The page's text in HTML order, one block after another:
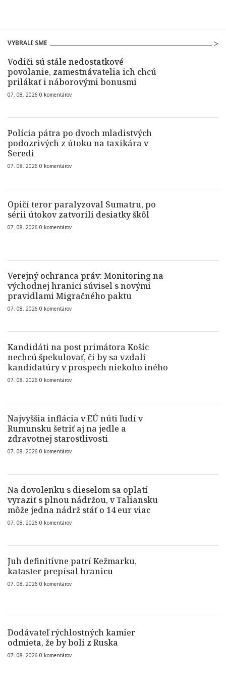
VYBRALI SME
Vodiči sú stále nedostatkové
povolanie, zamestnávatelia ich chcú
prilákať i náborovými bonusmi
07. 08. 2026 0 komentárov
Polícia pátra po dvoch mladistvých
podozrivých z útoku na taxikára v
Seredi
07. 08. 2026 0 komentárov
Opičí teror paralyzoval Sumatru, po
sérii útokov zatvorili desiatky škôl
07. 08. 2026 0 komentárov
Verejný ochranca práv: Monitoring na
východnej hranici súvisel s novými
pravidlami Migračného paktu
07. 08. 2026 0 komentárov
Kandidáti na post primátora Košíc
nechcú špekulovať, či by sa vzdali
kandidatúry v prospech niekoho iného
07. 08. 2026 0 komentárov
Najvyššia inflácia v EÚ núti ľudí v
Rumunsku šetriť aj na jedle a
zdravotnej starostlivosti
07. 08. 2026 0 komentárov
Na dovolenku s dieselom sa oplatí
vyraziť s plnou nádržou, v Taliansku
môže jedna nádrž stáť o 14 eur viac
07. 08. 2026 0 komentárov
Juh definitívne patrí Kežmarku,
kataster prepísal hranicu
07. 08. 2026 0 komentárov
Dodávateľ rýchlostných kamier
odmieta, že by boli z Ruska
07. 08. 2026 0 komentárov